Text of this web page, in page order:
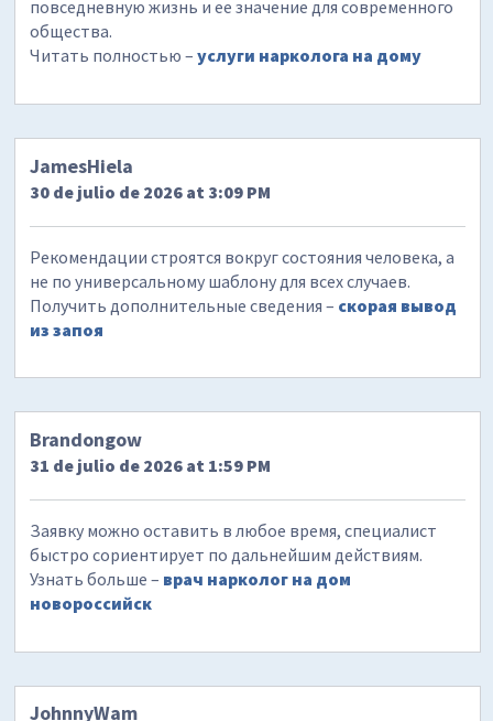
повседневную жизнь и ее значение для современного
общества.
Читать полностью –услуги нарколога на дому
JamesHiela
30 de julio de 2026 at 3:09 PM
Рекомендации строятся вокруг состояния человека, а
не по универсальному шаблону для всех случаев.
Получить дополнительные сведения – скорая вывод
из запоя
Brandongow
31 de julio de 2026 at 1:59 PM
Заявку можно оставить в любое время, специалист
быстро сориентирует по дальнейшим действиям.
Узнать больше – врач нарколог на дом
новороссийск
JohnnyWam